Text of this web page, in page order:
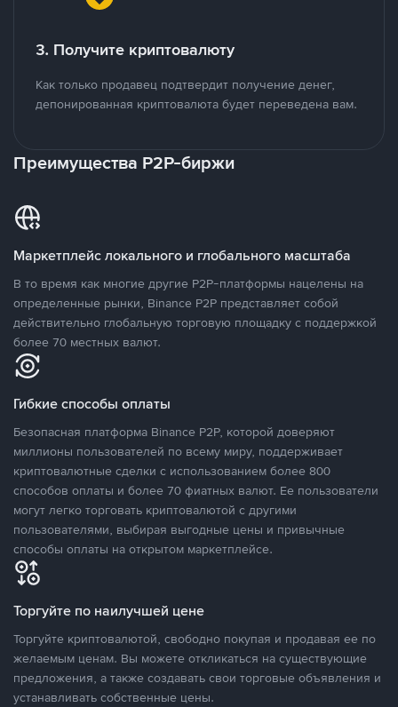
3. Получите криптовалюту
Как только продавец подтвердит получение денег,
депонированная криптовалюта будет переведена вам.
Преимущества P2P-биржи
Маркетплейс локального и глобального масштаба
В то время как многие другие P2P-платформы нацелены на
определенные рынки, Binance P2P представляет собой
действительно глобальную торговую площадку с поддержкой
более 70 местных валют.
Гибкие способы оплаты
Безопасная платформа Binance P2P, которой доверяют
миллионы пользователей по всему миру, поддерживает
криптовалютные сделки с использованием более 800
способов оплаты и более 70 фиатных валют. Ее пользователи
могут легко торговать криптовалютой с другими
пользователями, выбирая выгодные цены и привычные
способы оплаты на открытом маркетплейсе.
Торгуйте по наилучшей цене
Торгуйте криптовалютой, свободно покупая и продавая ее по
желаемым ценам. Вы можете откликаться на существующие
предложения, а также создавать свои торговые объявления и
устанавливать собственные цены.